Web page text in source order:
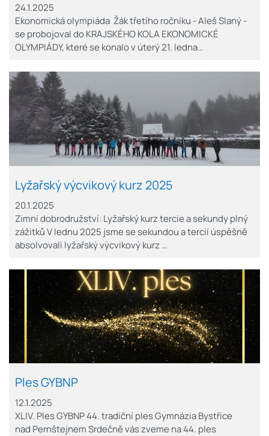
24.1.2025
Ekonomická olympiáda Žák třetího ročníku - Aleš Slaný -
se probojoval do KRAJSKÉHO KOLA EKONOMICKÉ
OLYMPIÁDY, které se konalo v úterý 21. ledna…
20.1.2025
Lyžařský výcvikový kurz 2025
Zimní dobrodružství: Lyžařský kurz tercie a sekundy plný
zážitků V lednu 2025 jsme se sekundou a tercií úspěšně
absolvovali lyžařský výcvikový kurz …
12.1.2025
Ples GYBNP
XLIV. Ples GYBNP 44. tradiční ples Gymnázia Bystřice
nad Pernštejnem Srdečně vás zveme na 44. ples